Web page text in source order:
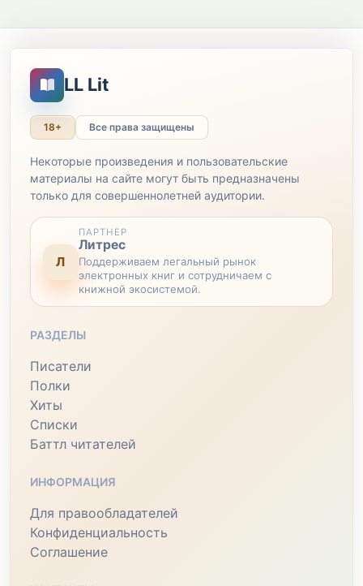
LL Lit
18+ Все права защищены
Некоторые произведения и пользовательские
материалы на сайте могут быть предназначены
только для совершеннолетней аудитории.
Л
ПАРТНЕР
Литрес
Поддерживаем легальный рынок
электронных книг и сотрудничаем с
книжной экосистемой.
РАЗДЕЛЫ
Писатели
Полки
Хиты
Списки
Баттл читателей
ИНФОРМАЦИЯ
Для правообладателей
Конфиденциальность
Соглашение